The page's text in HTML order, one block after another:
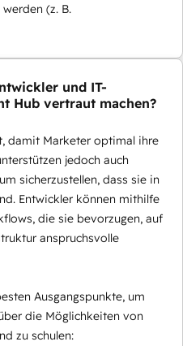
(z. B.
und IT-
Hub vertraut machen?
damit Marketer optimal ihre
jedoch auch
sicherzustellen, dass sie in
Entwickler können mithilfe
die sie bevorzugen, auf
anspruchsvolle
Ausgangspunkte, um
die Möglichkeiten von
zu schulen: